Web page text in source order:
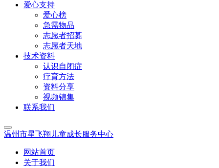
爱心支持
爱心榜
急需物品
志愿者招募
志愿者天地
技术资料
认识自闭症
疗育方法
资料分享
视频锦集
联系我们
温州市星飞翔儿童成长服务中心
网站首页
关于我们